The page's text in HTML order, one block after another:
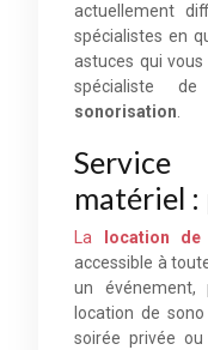
actuellement
spécialistes en
astuces qui
spécialiste
sonorisation
matériel :
La location
accessible à
un événement,
location de
soirée privée